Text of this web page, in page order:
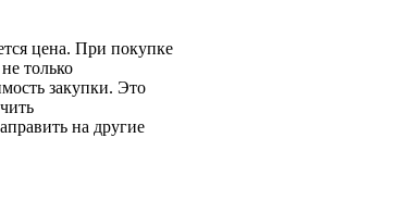
цена. При покупке
только
закупки. Это
на другие